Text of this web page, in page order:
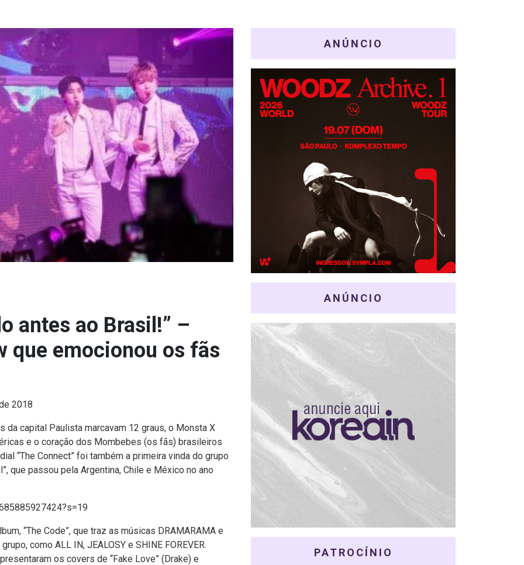
antes ao Brasil!” –
que emocionou os fãs
2018
da capital Paulista marcavam 12 graus, o Monsta X
e o coração dos Mombebes (os fãs) brasileiros
“The Connect” foi também a primeira vinda do grupo
que passou pela Argentina, Chile e México no ano
“The Code”, que traz as músicas DRAMARAMA e
como ALL IN, JEALOSY e SHINE FOREVER.
os covers de “Fake Love” (Drake) e
ANÚNCIO
ANÚNCIO
PATROCÍNIO